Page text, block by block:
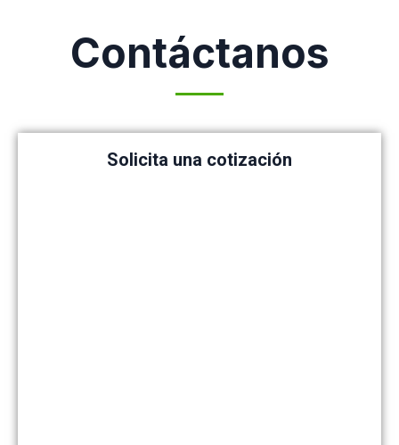
Contáctanos
Solicita una cotización